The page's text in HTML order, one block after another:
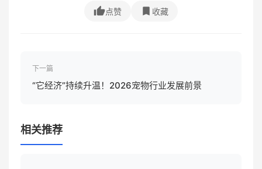
点赞 收藏
下一篇
“它经济”持续升温！2026宠物行业发展前景
相关推荐